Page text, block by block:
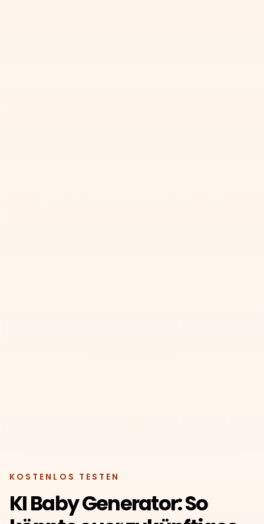
KOSTENLOS TESTEN
KI Baby Generator: So